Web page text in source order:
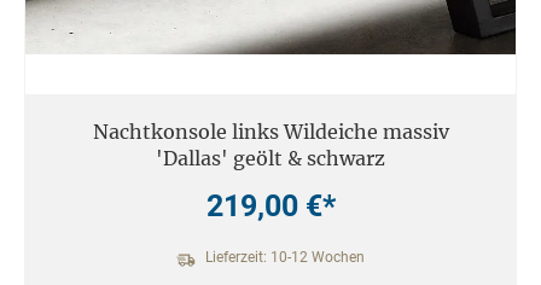
Nachtkonsole links Wildeiche massiv
'Dallas' geölt & schwarz
219,00 €*
Lieferzeit: 10-12 Wochen